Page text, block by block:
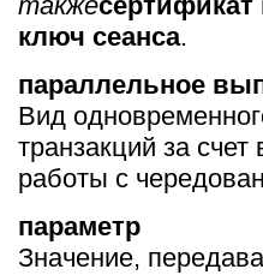
ключ сеанса.
параллельное
Вид
транзакций за
работы с
параметр
Значение,